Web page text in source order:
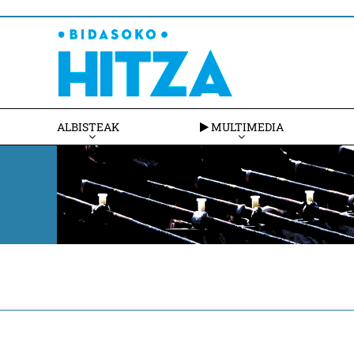
ALBISTEAK MULTIMEDIA